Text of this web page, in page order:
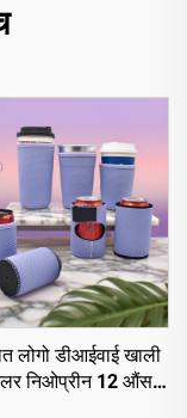
लोगो डीआईवाई खाली
निओप्रीन 12 औंस